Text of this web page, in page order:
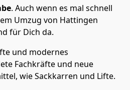
. Auch wenn es mal schnell
Umzug von Hattingen
für Dich da.
und modernes
Fachkräfte und neue
wie Sackkarren und Lifte.